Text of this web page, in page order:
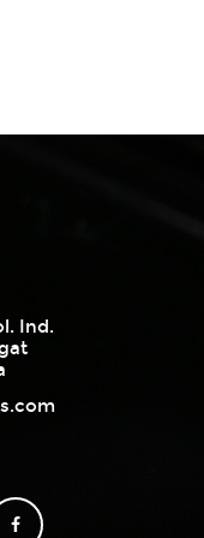
Ind.